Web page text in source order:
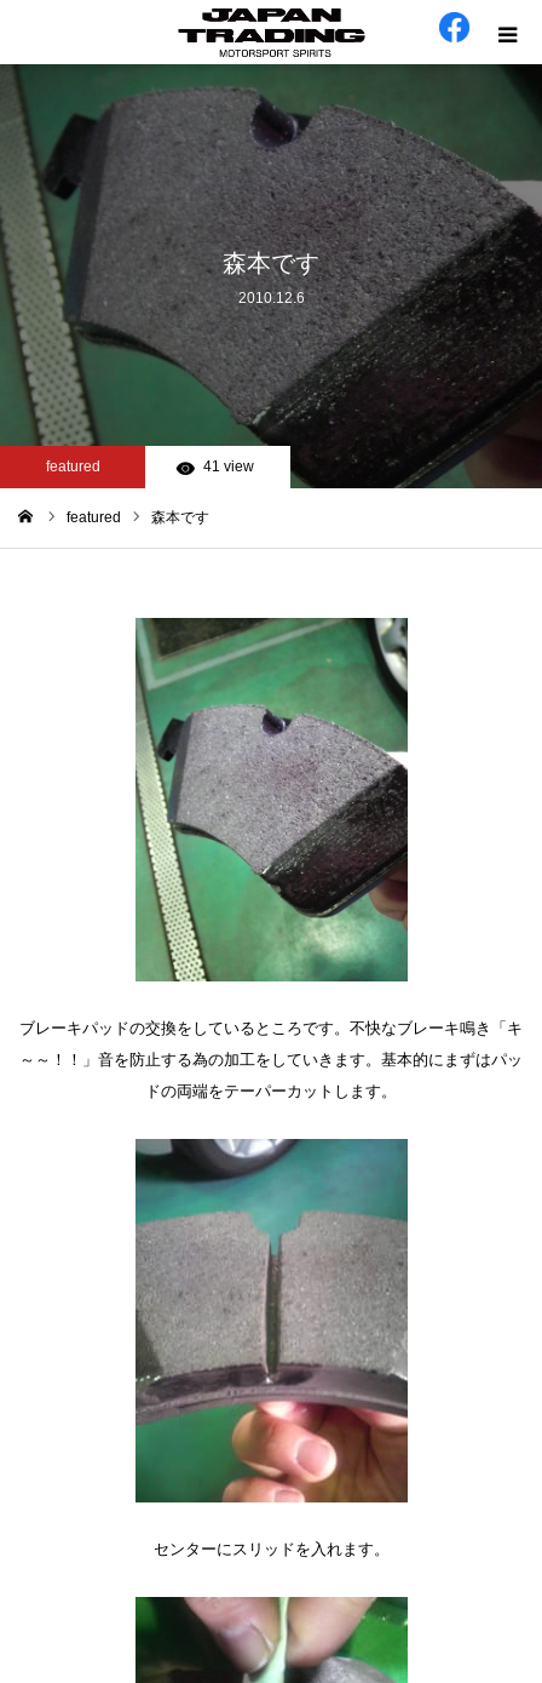
森本です
2010.12.6
featured 41 view
featured 森本です
ブレーキパッドの交換をしているところです。不快なブレーキ鳴き「キ
～～！！」音を防止する為の加工をしていきます。基本的にまずはパッ
ドの両端をテーパーカットします。
センターにスリッドを入れます。
ホーム
会社概要
カテゴリー
工場日誌
お問い合わせ